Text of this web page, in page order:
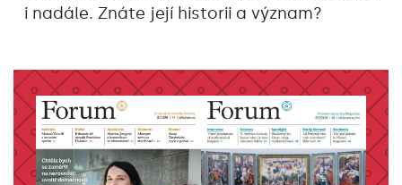
i nadále. Znáte její historii a význam?